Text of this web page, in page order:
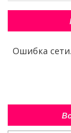
Ошибка